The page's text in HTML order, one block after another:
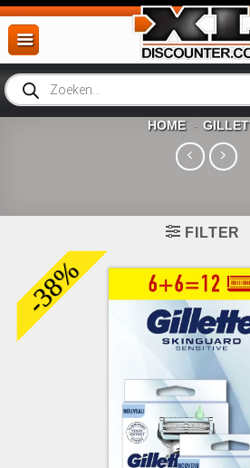
Ga
naar
inhoud
Producten
zoeken
HOME -
FILTER
-38%